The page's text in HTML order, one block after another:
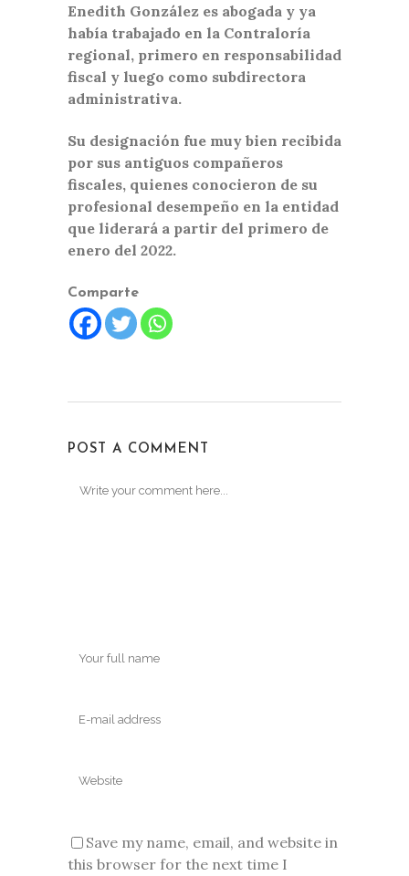
Enedith González es abogada y ya
había trabajado en la Contraloría
regional, primero en responsabilidad
fiscal y luego como subdirectora
administrativa.
Su designación fue muy bien recibida
por sus antiguos compañeros
fiscales, quienes conocieron de su
profesional desempeño en la entidad
que liderará a partir del primero de
enero del 2022.
Comparte
POST A COMMENT
Save my name, email, and website in
this browser for the next time I